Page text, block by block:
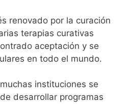
renovado por la curación
terapias curativas
aceptación y se
en todo el mundo.
instituciones se
desarrollar programas